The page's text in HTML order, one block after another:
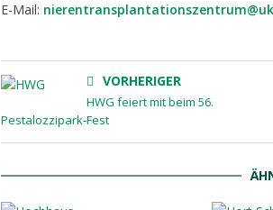
E-Mail:
VORHERIGER
HWG feiert mit beim 56.
Pestalozzipark-Fest